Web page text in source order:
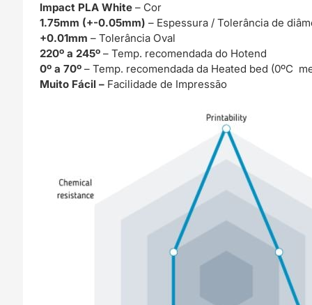
Impact PLA White– Cor
1.75mm (+-0.05mm)– Espessura / Tolerância de
+0.01mm– Tolerância Oval
220º a 245º– Temp. recomendada do Hotend
0º a 70º– Temp. recomendada da Heated bed (0ºC
Muito Fácil – Facilidade de Impressão